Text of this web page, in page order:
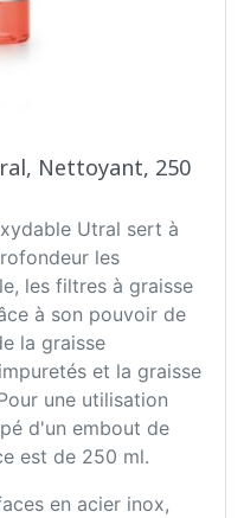
Nettoyant, 250
Utral sert à
les
les filtres à graisse
à son pouvoir de
la graisse
et la graisse
une utilisation
d'un embout de
est de 250 ml.
en acier inox,